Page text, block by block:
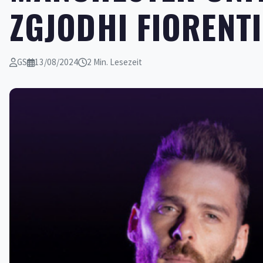
ZGJODHI
GS 13/08/2024 2 Min. Lesezeit